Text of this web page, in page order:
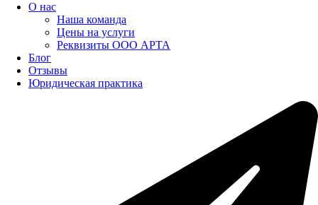
О нас
Наша команда
Цены на услуги
Реквизиты ООО АРТА
Блог
Отзывы
Юридическая практика